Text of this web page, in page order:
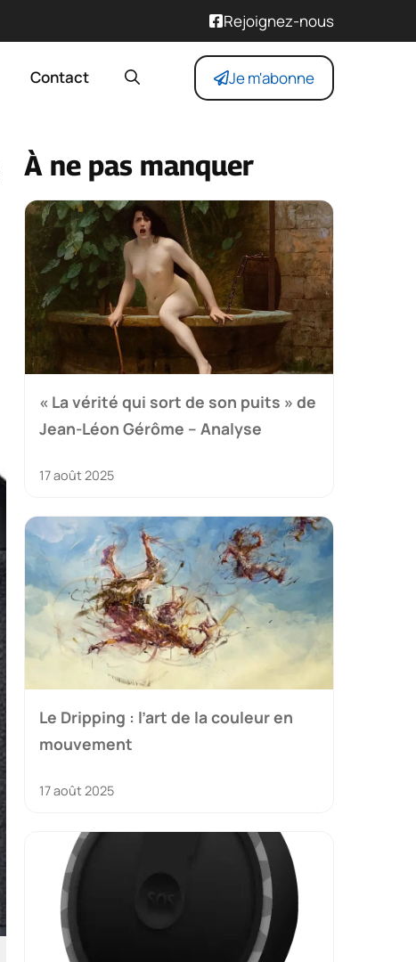
Rejoignez-nous
Contact Je m'abonne
À ne pas manquer
« La vérité qui sort de son puits » de
Jean-Léon Gérôme – Analyse
17 août 2025
Le Dripping : l’art de la couleur en
mouvement
17 août 2025